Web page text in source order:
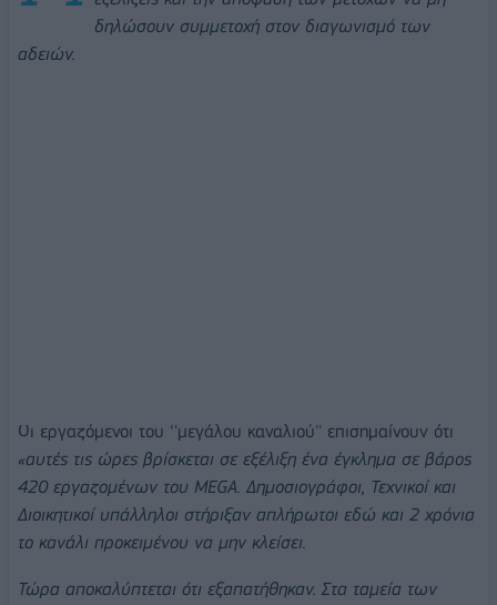
δηλώσουν συμμετοχή στον διαγωνισμό των
αδειών.
Οι εργαζόμενοι του ‘'μεγάλου καναλιού'' επισημαίνουν ότι
«αυτές τις ώρες βρίσκεται σε εξέλιξη ένα έγκλημα σε βάρος
420 εργαζομένων του MEGA. Δημοσιογράφοι, Τεχνικοί και
Διοικητικοί υπάλληλοι στήριξαν απλήρωτοι εδώ και 2 χρόνια
το κανάλι προκειμένου να μην κλείσει.
Τώρα αποκαλύπτεται ότι εξαπατήθηκαν. Στα ταμεία των